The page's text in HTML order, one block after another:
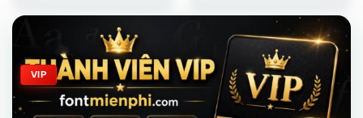
Giảm giá!
VIP